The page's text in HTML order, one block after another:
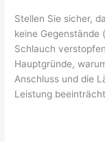
Stellen Sie sicher,
keine Gegenstände
Schlauch
Hauptgründe,
Anschluss und die
Leistung